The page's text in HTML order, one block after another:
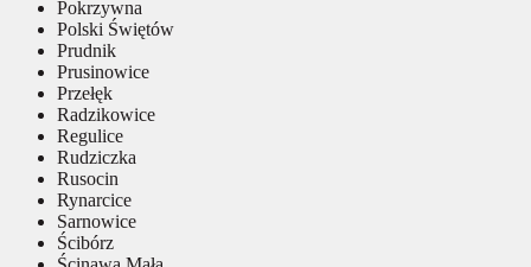
Pokrzywna
Polski Świętów
Prudnik
Prusinowice
Przełęk
Radzikowice
Regulice
Rudziczka
Rusocin
Rynarcice
Sarnowice
Ścibórz